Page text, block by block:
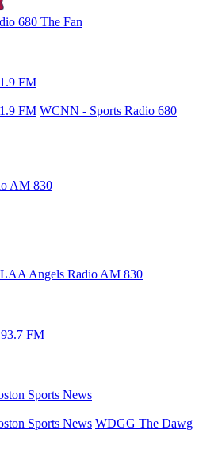
680 The Fan
FM
FM WCNN - Sports Radio 680
AM 830
Angels Radio AM 830
FM
Sports News
Sports News WDGG The Dawg